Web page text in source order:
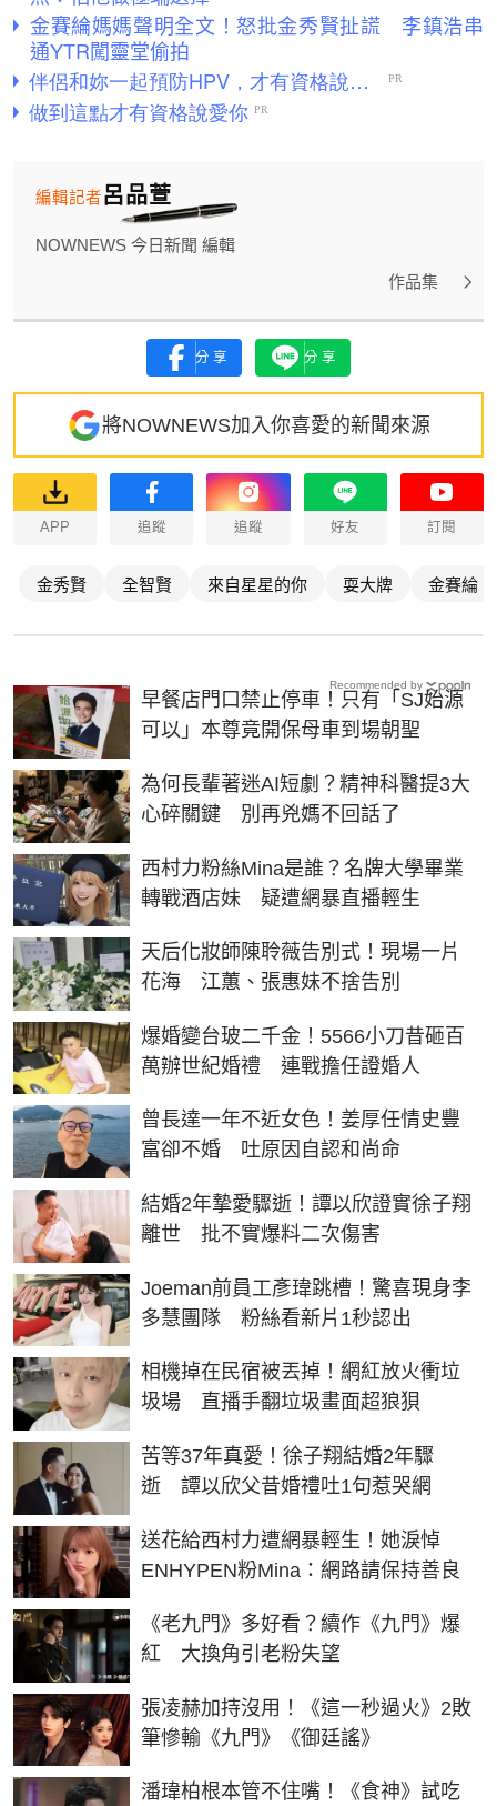
金賽綸媽媽聲明全文！怒批金秀賢扯謊 李鎮浩串
通YTR闖靈堂偷拍
呂品萱
編輯記者
NOWNEWS 今日新聞 編輯
作品集
分享 分享
將NOWNEWS加入你喜愛的新聞來源
APP 追蹤 追蹤 好友 訂閱
金秀賢 全智賢 來自星星的你 耍大牌 金賽綸
早餐店門口禁止停車！只有「SJ始源
可以」本尊竟開保母車到場朝聖
為何長輩著迷AI短劇？精神科醫提3大
心碎關鍵 別再兇媽不回話了
西村力粉絲Mina是誰？名牌大學畢業
轉戰酒店妹 疑遭網暴直播輕生
天后化妝師陳聆薇告別式！現場一片
花海 江蕙、張惠妹不捨告別
爆婚變台玻二千金！5566小刀昔砸百
萬辦世紀婚禮 連戰擔任證婚人
曾長達一年不近女色！姜厚任情史豐
富卻不婚 吐原因自認和尚命
結婚2年摯愛驟逝！譚以欣證實徐子翔
離世 批不實爆料二次傷害
Joeman前員工彥瑋跳槽！驚喜現身李
多慧團隊 粉絲看新片1秒認出
相機掉在民宿被丟掉！網紅放火衝垃
圾場 直播手翻垃圾畫面超狼狽
苦等37年真愛！徐子翔結婚2年驟
逝 譚以欣父昔婚禮吐1句惹哭網
送花給西村力遭網暴輕生！她淚悼
ENHYPEN粉Mina：網路請保持善良
《老九門》多好看？續作《九門》爆
紅 大換角引老粉失望
張凌赫加持沒用！《這一秒過火》2敗
筆慘輸《九門》《御廷謠》
潘瑋柏根本管不住嘴！《食神》試吃
Recommended by